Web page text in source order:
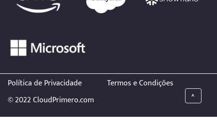
Política de Privacidade
Termos e Condições
© 2022 CloudPrimero.com
^